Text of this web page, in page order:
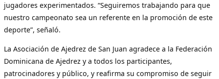
jugadores experimentados. “Seguiremos trabajando para que
nuestro campeonato sea un referente en la promoción de este
deporte”, señaló.
La Asociación de Ajedrez de San Juan agradece a la Federación
Dominicana de Ajedrez y a todos los participantes,
patrocinadores y público, y reafirma su compromiso de seguir